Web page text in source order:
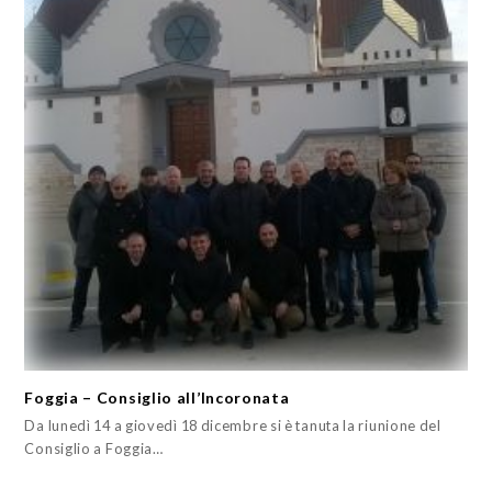
Foggia – Consiglio all’Incoronata
Da lunedì 14 a giovedì 18 dicembre si è tanuta la riunione del
Consiglio a Foggia…